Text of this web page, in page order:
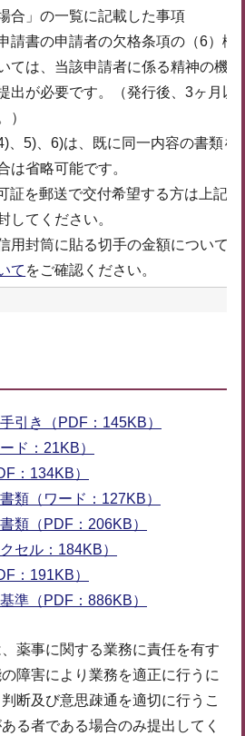
合」の一覧に記載した事項
請書の申請者の欠格条項の（6）欄
ては、当該申請者に係る精神の機
出が必要です。（発行後、3ヶ月以
）
、5)、6)は、既に同一内容の書類を
は省略可能です。
証を郵送で交付希望する方は上記
してください。
用封筒に貼る切手の金額について
て をご確認ください。
引き（PDF：145KB）
ド：21KB）
：134KB）
類（ワード：127KB）
類（PDF：206KB）
セル：184KB）
：191KB）
準（PDF：886KB）
薬事に関する業務に責任を有す
障害により業務を適正に行うに
断及び意思疎通を適切に行うこ
る者である場合のみ提出してく